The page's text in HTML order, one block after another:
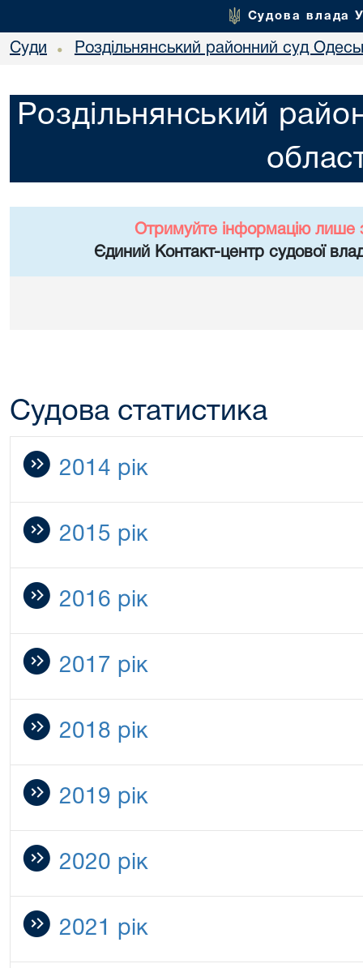
Судова влада
Суди • Роздільнянський районний суд
Роздільнянський
Отримуйте інформацію лише
Єдиний Контакт-центр судової
Судова статистика
2014 рік
2015 рік
2016 рік
2017 рік
2018 рік
2019 рік
2020 рік
2021 рік